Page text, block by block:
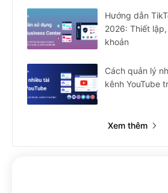
Hướng dẫn
2026: Thiết
khoản
Cách quản lý
kênh YouTube
Xem thêm